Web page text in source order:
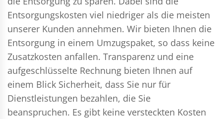
Entsorgungskosten viel niedriger als die meisten
unserer Kunden annehmen. Wir bieten Ihnen die
Entsorgung in einem Umzugspaket, so dass keine
Zusatzkosten anfallen. Transparenz und eine
aufgeschlüsselte Rechnung bieten Ihnen auf
einem Blick Sicherheit, dass Sie nur für
Dienstleistungen bezahlen, die Sie
beanspruchen. Es gibt keine versteckten Kosten